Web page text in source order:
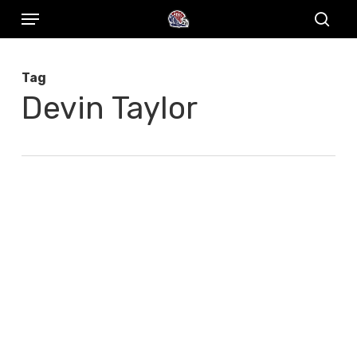
Skip
content
Menu
Tag
Devin Taylor